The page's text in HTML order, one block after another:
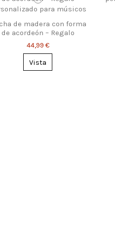
de madera con forma
de acordeón – Regalo
para músicos
44,99 €
Vista